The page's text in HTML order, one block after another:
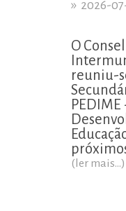
» 2026-
O
reuniu-
(ler mais...)